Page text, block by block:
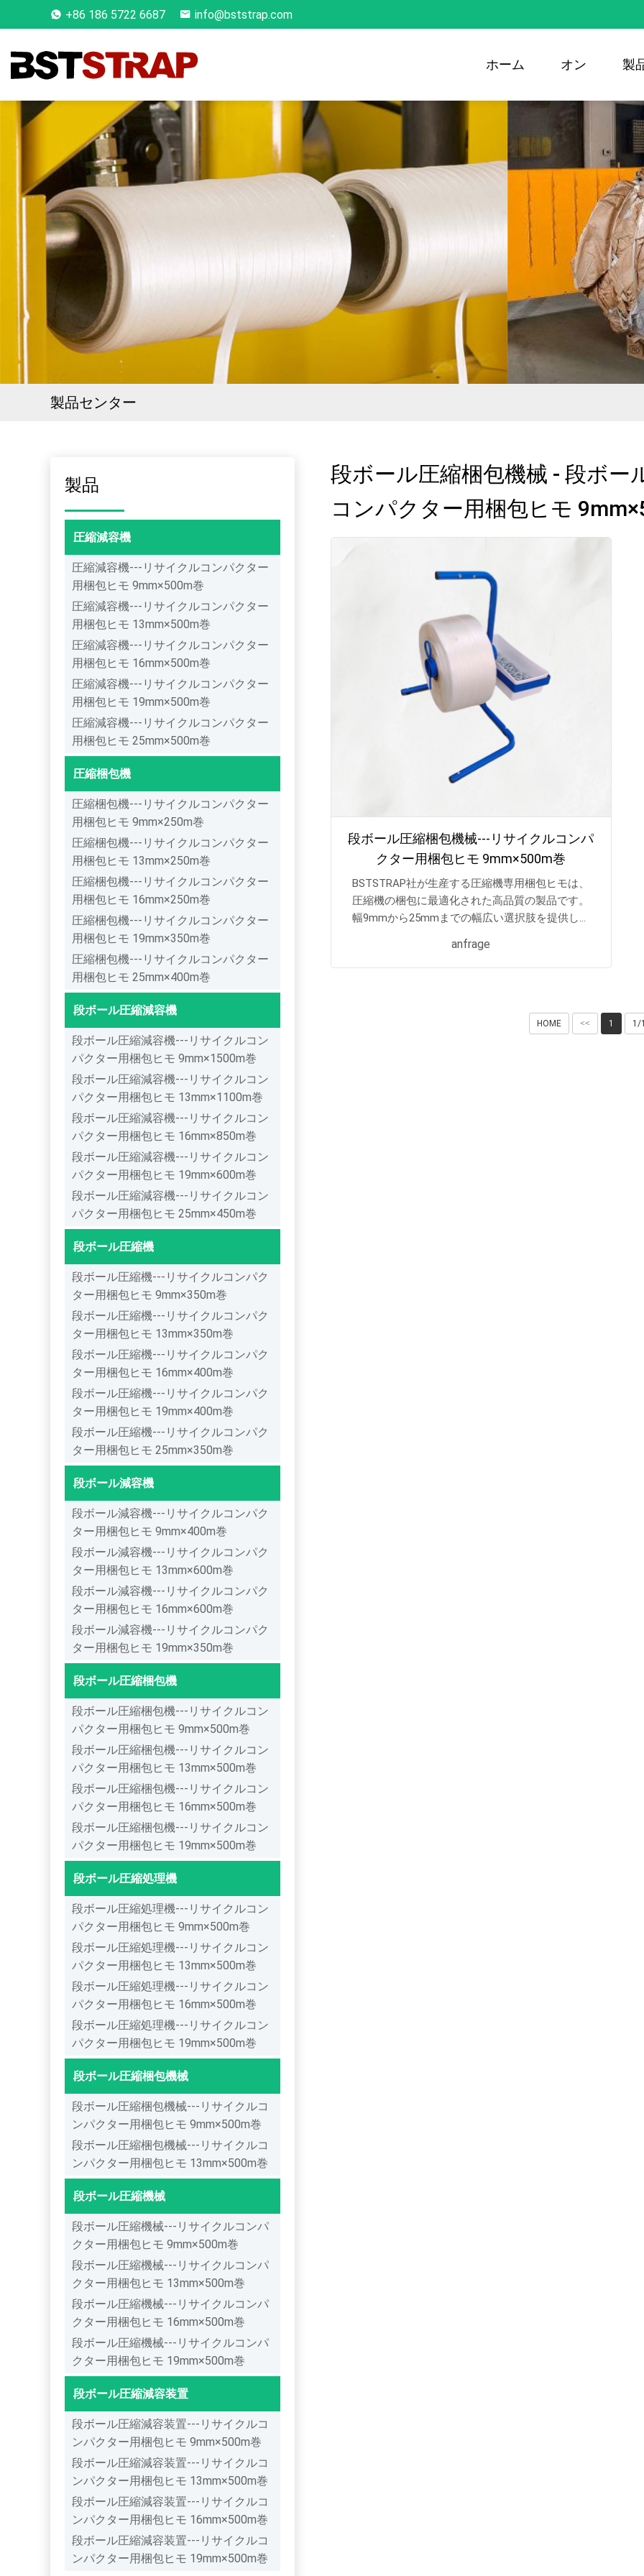
+86 186 5722 6687 info@bststrap.com
ホーム オン 製
製品センター
製品
圧縮減容機
圧縮減容機---リサイクルコンパクター
用梱包ヒモ 9mm×500m巻
圧縮減容機---リサイクルコンパクター
用梱包ヒモ 13mm×500m巻
圧縮減容機---リサイクルコンパクター
用梱包ヒモ 16mm×500m巻
圧縮減容機---リサイクルコンパクター
用梱包ヒモ 19mm×500m巻
圧縮減容機---リサイクルコンパクター
用梱包ヒモ 25mm×500m巻
圧縮梱包機
圧縮梱包機---リサイクルコンパクター
用梱包ヒモ 9mm×250m巻
圧縮梱包機---リサイクルコンパクター
用梱包ヒモ 13mm×250m巻
圧縮梱包機---リサイクルコンパクター
用梱包ヒモ 16mm×250m巻
圧縮梱包機---リサイクルコンパクター
用梱包ヒモ 19mm×350m巻
圧縮梱包機---リサイクルコンパクター
用梱包ヒモ 25mm×400m巻
段ボール圧縮減容機
段ボール圧縮減容機---リサイクルコン
パクター用梱包ヒモ 9mm×1500m巻
段ボール圧縮減容機---リサイクルコン
パクター用梱包ヒモ 13mm×1100m巻
段ボール圧縮減容機---リサイクルコン
パクター用梱包ヒモ 16mm×850m巻
段ボール圧縮減容機---リサイクルコン
パクター用梱包ヒモ 19mm×600m巻
段ボール圧縮減容機---リサイクルコン
パクター用梱包ヒモ 25mm×450m巻
段ボール圧縮機
段ボール圧縮機---リサイクルコンパク
ター用梱包ヒモ 9mm×350m巻
段ボール圧縮機---リサイクルコンパク
ター用梱包ヒモ 13mm×350m巻
段ボール圧縮機---リサイクルコンパク
ター用梱包ヒモ 16mm×400m巻
段ボール圧縮機---リサイクルコンパク
ター用梱包ヒモ 19mm×400m巻
段ボール圧縮機---リサイクルコンパク
ター用梱包ヒモ 25mm×350m巻
段ボール減容機
段ボール減容機---リサイクルコンパク
ター用梱包ヒモ 9mm×400m巻
段ボール減容機---リサイクルコンパク
ター用梱包ヒモ 13mm×600m巻
段ボール減容機---リサイクルコンパク
ター用梱包ヒモ 16mm×600m巻
段ボール減容機---リサイクルコンパク
ター用梱包ヒモ 19mm×350m巻
段ボール圧縮梱包機
段ボール圧縮梱包機---リサイクルコン
パクター用梱包ヒモ 9mm×500m巻
段ボール圧縮梱包機---リサイクルコン
パクター用梱包ヒモ 13mm×500m巻
段ボール圧縮梱包機---リサイクルコン
パクター用梱包ヒモ 16mm×500m巻
段ボール圧縮梱包機---リサイクルコン
パクター用梱包ヒモ 19mm×500m巻
段ボール圧縮処理機
段ボール圧縮処理機---リサイクルコン
パクター用梱包ヒモ 9mm×500m巻
段ボール圧縮処理機---リサイクルコン
パクター用梱包ヒモ 13mm×500m巻
段ボール圧縮処理機---リサイクルコン
パクター用梱包ヒモ 16mm×500m巻
段ボール圧縮処理機---リサイクルコン
パクター用梱包ヒモ 19mm×500m巻
段ボール圧縮梱包機械
段ボール圧縮梱包機械---リサイクルコ
ンパクター用梱包ヒモ 9mm×500m巻
段ボール圧縮梱包機械---リサイクルコ
ンパクター用梱包ヒモ 13mm×500m巻
段ボール圧縮機械
段ボール圧縮機械---リサイクルコンパ
クター用梱包ヒモ 9mm×500m巻
段ボール圧縮機械---リサイクルコンパ
クター用梱包ヒモ 13mm×500m巻
段ボール圧縮機械---リサイクルコンパ
クター用梱包ヒモ 16mm×500m巻
段ボール圧縮機械---リサイクルコンパ
クター用梱包ヒモ 19mm×500m巻
段ボール圧縮減容装置
段ボール圧縮減容装置---リサイクルコ
ンパクター用梱包ヒモ 9mm×500m巻
段ボール圧縮減容装置---リサイクルコ
ンパクター用梱包ヒモ 13mm×500m巻
段ボール圧縮減容装置---リサイクルコ
ンパクター用梱包ヒモ 16mm×500m巻
段ボール圧縮減容装置---リサイクルコ
ンパクター用梱包ヒモ 19mm×500m巻
段ボール圧縮梱包機械 - 段ボー
コンパクター用梱包ヒモ
段ボール圧縮梱包機械---リサイクルコンパ
クター用梱包ヒモ 9mm×500m巻
BSTSTRAP社が生産する圧縮機専用梱包ヒモは、
圧縮機の梱包に最適化された高品質の製品です。
幅9mmから25mmまでの幅広い選択肢を提供し、
定して梱包するのに十分な長さと強度を提供しま
す。
anfrage
HOME << 1 1/1